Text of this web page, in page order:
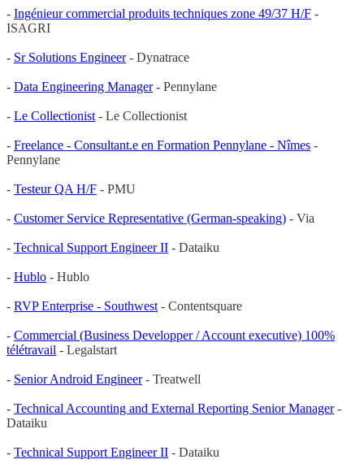
- Ingénieur commercial produits techniques zone 49/37 H/F -
ISAGRI
- Sr Solutions Engineer- Dynatrace
- Data Engineering Manager- Pennylane
- Le Collectionist - Le Collectionist
- Freelance - Consultant.e en Formation Pennylane - Nîmes -
Pennylane
- Testeur QA H/F - PMU
- Customer Service Representative (German-speaking) - Via
- Technical Support Engineer II - Dataiku
- Hublo - Hublo
- RVP Enterprise - Southwest - Contentsquare
- Commercial (Business Developper / Account executive) 100%
télétravail - Legalstart
- Senior Android Engineer- Treatwell
- Technical Accounting and External Reporting Senior Manager-
Dataiku
- Technical Support Engineer II - Dataiku